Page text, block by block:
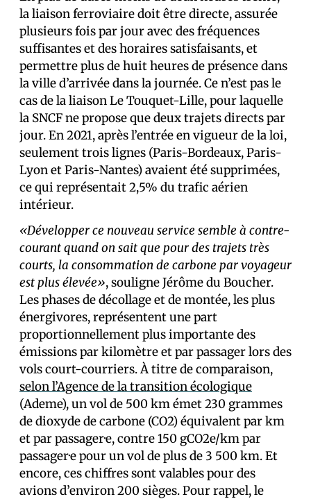
la liaison ferroviaire doit être directe, assurée
plusieurs fois par jour avec des fréquences
suffisantes et des horaires satisfaisants, et
permettre plus de huit heures de présence dans
la ville d’arrivée dans la journée. Ce n’est pas le
cas de la liaison Le Touquet-Lille, pour laquelle
la SNCF ne propose que deux trajets directs par
jour. En 2021, après l’entrée en vigueur de la loi,
seulement trois lignes (Paris-Bordeaux, Paris-
Lyon et Paris-Nantes) avaient été supprimées,
ce qui représentait 2,5% du trafic aérien
intérieur.
«Développer ce nouveau service semble à contre-
courant quand on sait que pour des trajets très
courts, la consommation de carbone par voyageur
est plus élevée», souligne Jérôme du Boucher.
Les phases de décollage et de montée, les plus
énergivores, représentent une part
proportionnellement plus importante des
émissions par kilomètre et par passager lors des
vols court-courriers. À titre de comparaison,
selon l’Agence de la transition écologique
(Ademe), un vol de 500 km émet 230 grammes
de dioxyde de carbone (CO2) équivalent par km
et par passager·e, contre 150 gCO2e/km par
passager·e pour un vol de plus de 3 500 km. Et
encore, ces chiffres sont valables pour des
avions d’environ 200 sièges. Pour rappel, le